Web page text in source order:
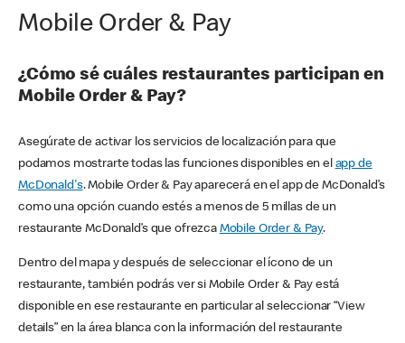
Mobile Order & Pay
¿Cómo sé cuáles restaurantes participan en
Mobile Order & Pay?
Asegúrate de activar los servicios de localización para que
podamos mostrarte todas las funciones disponibles en el app de
McDonald's. Mobile Order & Pay aparecerá en el app de McDonald’s
como una opción cuando estés a menos de 5 millas de un
restaurante McDonald’s que ofrezca Mobile Order & Pay.
Dentro del mapa y después de seleccionar el ícono de un
restaurante, también podrás ver si Mobile Order & Pay está
disponible en ese restaurante en particular al seleccionar “View
details” en la área blanca con la información del restaurante